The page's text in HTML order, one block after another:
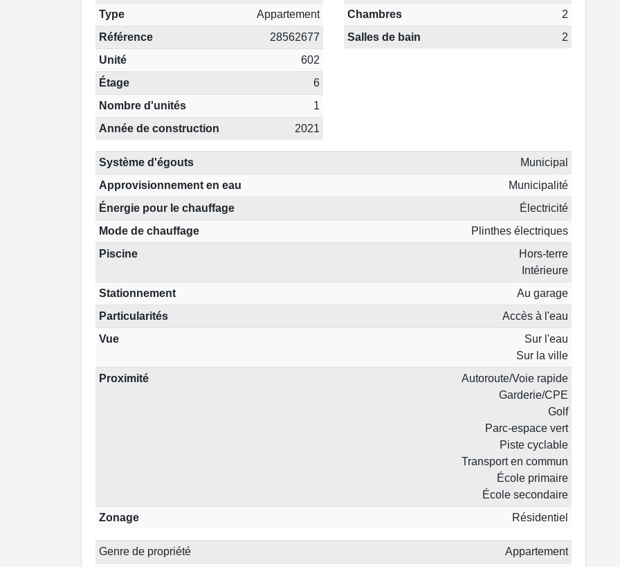
Type
Appartement
Référence
28562677
Unité
602
Étage
6
Nombre d'unités
1
Année de construction
2021
Chambres
2
Salles de bain
2
Système d'égouts
Municipal
Approvisionnement en eau
Municipalité
Énergie pour le chauffage
Électricité
Mode de chauffage
Plinthes électriques
Piscine
Hors-terre
Intérieure
Stationnement
Au garage
Particularités
Accès à l'eau
Vue
Sur l'eau
Sur la ville
Proximité
Autoroute/Voie rapide
Garderie/CPE
Golf
Parc-espace vert
Piste cyclable
Transport en commun
École primaire
École secondaire
Zonage
Résidentiel
Genre de propriété
Appartement